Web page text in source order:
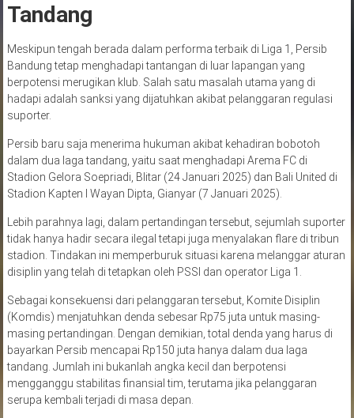
Tandang
Meskipun tengah berada dalam performa terbaik di Liga 1, Persib
Bandung tetap menghadapi tantangan di luar lapangan yang
berpotensi merugikan klub. Salah satu masalah utama yang di
hadapi adalah sanksi yang dijatuhkan akibat pelanggaran regulasi
suporter.
Persib baru saja menerima hukuman akibat kehadiran bobotoh
dalam dua laga tandang, yaitu saat menghadapi Arema FC di
Stadion Gelora Soepriadi, Blitar (24 Januari 2025) dan Bali United di
Stadion Kapten I Wayan Dipta, Gianyar (7 Januari 2025).
Lebih parahnya lagi, dalam pertandingan tersebut, sejumlah suporter
tidak hanya hadir secara ilegal tetapi juga menyalakan flare di tribun
stadion. Tindakan ini memperburuk situasi karena melanggar aturan
disiplin yang telah di tetapkan oleh PSSI dan operator Liga 1.
Sebagai konsekuensi dari pelanggaran tersebut, Komite Disiplin
(Komdis) menjatuhkan denda sebesar Rp75 juta untuk masing-
masing pertandingan. Dengan demikian, total denda yang harus di
bayarkan Persib mencapai Rp150 juta hanya dalam dua laga
tandang. Jumlah ini bukanlah angka kecil dan berpotensi
mengganggu stabilitas finansial tim, terutama jika pelanggaran
serupa kembali terjadi di masa depan.